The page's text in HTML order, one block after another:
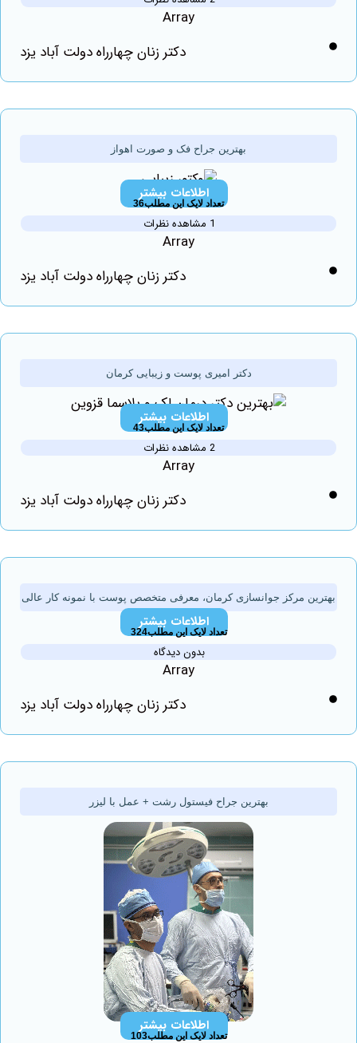
دکتر زنان چهارراه دولت آباد یزد
بهترین جراح فک و صورت اهواز
اطلاعات بیشتر
تعداد لایک این مطلب36
دکتر زنان چهارراه دولت آباد یزد
دکتر امیری پوست و زیبایی کرمان
اطلاعات بیشتر
تعداد لایک این مطلب43
دکتر زنان چهارراه دولت آباد یزد
مرکز جوانسازی کرمان، معرفی متخصص پوست با نمونه کار عالی
اطلاعات بیشتر
تعداد لایک این مطلب324
بدون دیدگاه
دکتر زنان چهارراه دولت آباد یزد
بهترین جراح فیستول رشت + عمل با لیزر
اطلاعات بیشتر
تعداد لایک این مطلب103